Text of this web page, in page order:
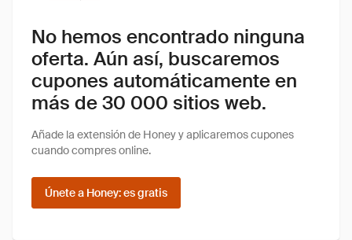
No hemos encontrado ninguna
oferta. Aún así, buscaremos
cupones automáticamente en
más de 30 000 sitios web.
Añade la extensión de Honey y aplicaremos cupones
cuando compres online.
Únete a Honey: es gratis